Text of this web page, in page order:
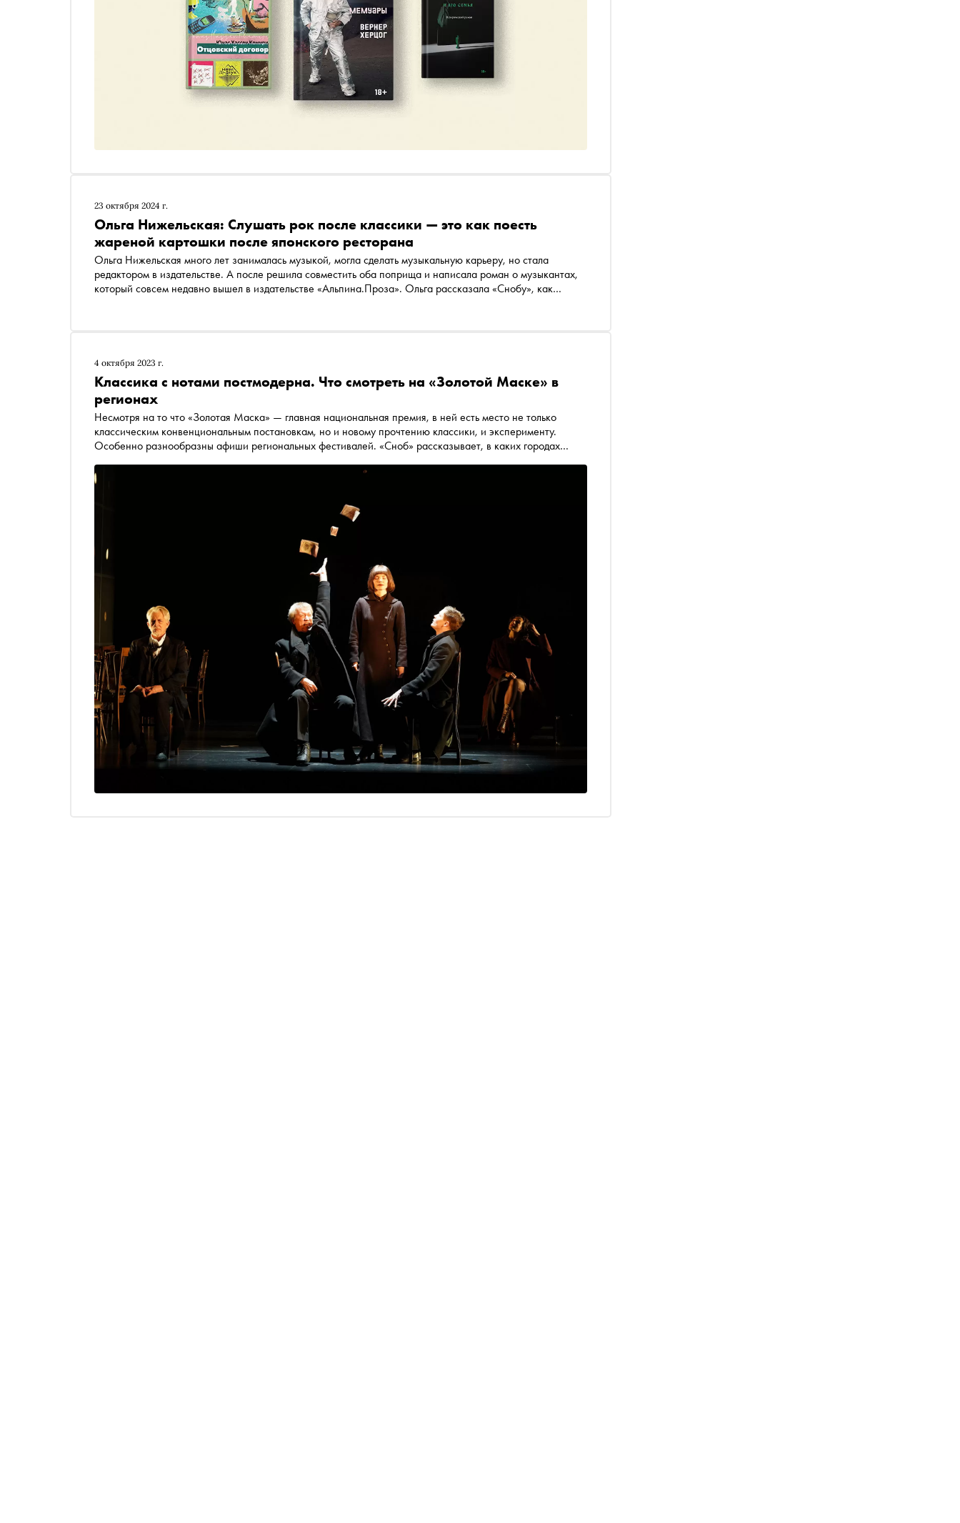
23 октября 2024 г.
Ольга Нижельская: Слушать рок после классики — это как поесть
жареной картошки после японского ресторана
Ольга Нижельская много лет занималась музыкой, могла сделать музыкальную карьеру, но стала
редактором в издательстве. А после решила совместить оба поприща и написала роман о музыкантах,
который совсем недавно вышел в издательстве «Альпина.Проза». Ольга рассказала «Снобу», как
4 октября 2023 г.
Классика с нотами постмодерна. Что смотреть на «Золотой Маске» в
регионах
Несмотря на то что «Золотая Маска» — главная национальная премия, в ней есть место не только
классическим конвенциональным постановкам, но и новому прочтению классики, и эксперименту.
Особенно разнообразны афиши региональных фестивалей. «Сноб» рассказывает, в каких городах